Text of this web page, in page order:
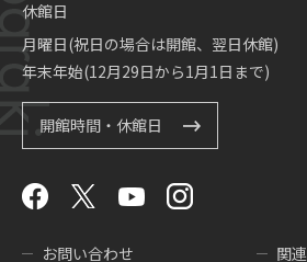
休館日
月曜日(祝日の場合は開館、翌日休館)
年末年始(12月29日から1月1日まで)
開館時間・休館日
お問い合わせ 関